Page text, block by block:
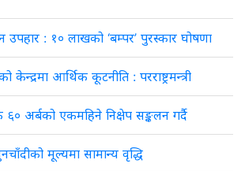
उपहार : १० लाखको ‘बम्पर’ पुरस्कार घोषणा
केन्द्रमा आर्थिक कूटनीति : परराष्ट्रमन्त्री
६० अर्बको एकमहिने निक्षेप सङ्कलन गर्दै
मूल्यमा सामान्य वृद्धि